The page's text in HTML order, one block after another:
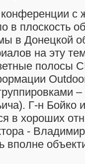
с
в плоскость
в Донецкой
на эту
полосы
Г-н Бойко
в хороших
-
вполне